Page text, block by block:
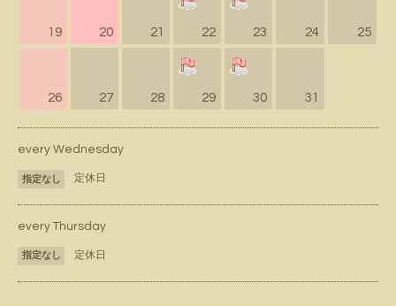
19 20 21 22 23 24 25
26 27 28 29 30 31
every Wednesday
指定なし 定休日
every Thursday
指定なし 定休日